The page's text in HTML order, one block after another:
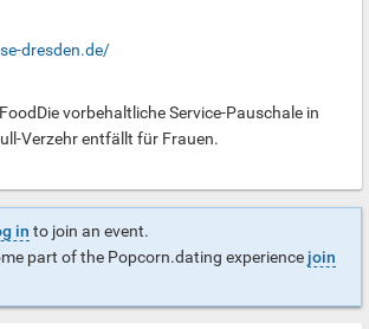
dresden.de/
vorbehaltliche Service-Pauschale in
Verzehr entfällt für Frauen.
in to join an event.
part of the Popcorn.dating experience join